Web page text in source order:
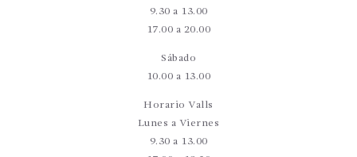
9.30 a 13.00
17.00 a 20.00
Sábado
10.00 a 13.00
Horario Valls
Lunes a Viernes
9.30 a 13.00